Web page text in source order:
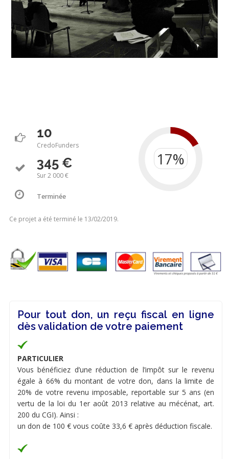
10
CredoFunders
345 €
Sur 2 000 €
Terminée
Ce projet a été terminé le 13/02/2019.
Pour tout don, un reçu fiscal en ligne
dès validation de votre paiement
PARTICULIER
Vous bénéficiez d’une réduction de l’impôt sur le revenu
égale à 66% du montant de votre don, dans la limite de
20% de votre revenu imposable, reportable sur 5 ans (en
vertu de la loi du 1er août 2013 relative au mécénat, art.
200 du CGI). Ainsi :
un don de 100 € vous coûte 33,6 € après déduction fiscale.